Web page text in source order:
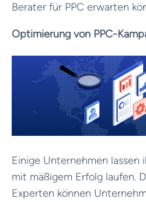
Berater für PPC erwarten
Optimierung von PPC-
Einige Unternehmen lassen
mit mäßigem Erfolg laufen.
Experten können